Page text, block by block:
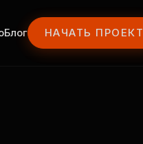
Блог НАЧАТЬ ПРОЕКТ